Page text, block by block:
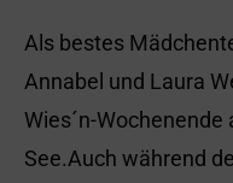
Als bestes
Annabel und Laura
Wies´n-
See.Auch während